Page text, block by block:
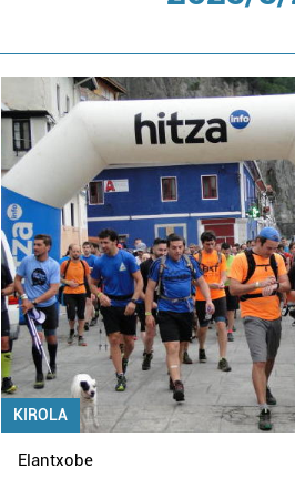
KIROLA
Elantxobe